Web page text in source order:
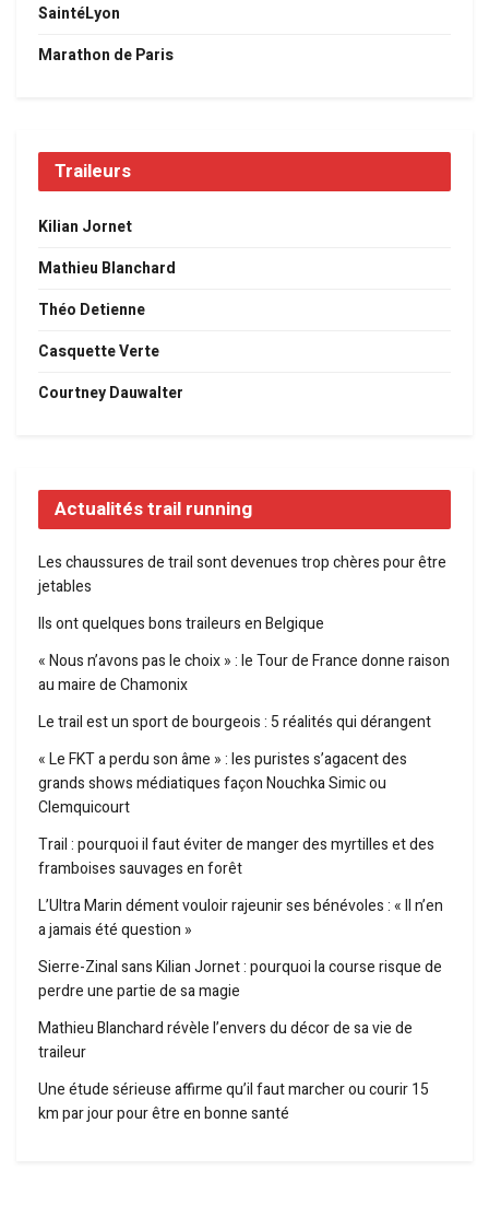
SaintéLyon
Marathon de Paris
Traileurs
Kilian Jornet
Mathieu Blanchard
Théo Detienne
Casquette Verte
Courtney Dauwalter
Actualités trail running
Les chaussures de trail sont devenues trop chères pour être
jetables
Ils ont quelques bons traileurs en Belgique
« Nous n’avons pas le choix » : le Tour de France donne raison
au maire de Chamonix
Le trail est un sport de bourgeois : 5 réalités qui dérangent
« Le FKT a perdu son âme » : les puristes s’agacent des
grands shows médiatiques façon Nouchka Simic ou
Clemquicourt
Trail : pourquoi il faut éviter de manger des myrtilles et des
framboises sauvages en forêt
L’Ultra Marin dément vouloir rajeunir ses bénévoles : « Il n’en
a jamais été question »
Sierre-Zinal sans Kilian Jornet : pourquoi la course risque de
perdre une partie de sa magie
Mathieu Blanchard révèle l’envers du décor de sa vie de
traileur
Une étude sérieuse affirme qu’il faut marcher ou courir 15
km par jour pour être en bonne santé